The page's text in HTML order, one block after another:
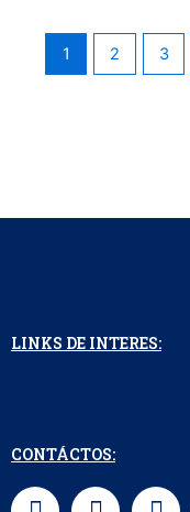
1 2 3
LINKS DE INTERES:
CONTÁCTOS:
F
I
L